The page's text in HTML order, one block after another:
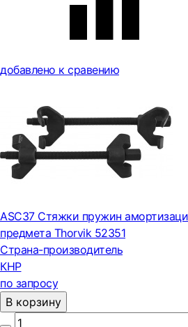
добавлено к сравению
ASC37 Стяжки пружин
предмета Thorvik 52351
Страна-производитель
КНР
по запросу
В корзину